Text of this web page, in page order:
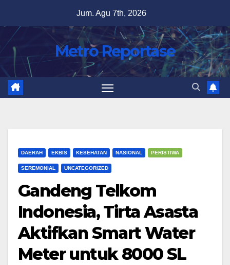
content
Jum. Agu 7th, 2026
Metro Reportase
DAERAH EKBIS KESEHATAN NASIONAL PERISTIWA
SEREMONIAL UNCATEGORIZED
Gandeng Telkom
Indonesia, Tirta Asasta
Aktifkan Smart Water
Meter untuk 8000 SL